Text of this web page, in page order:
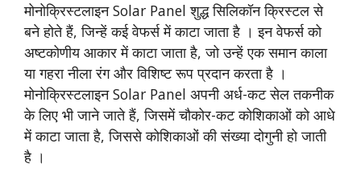
मोनोक्रिस्टलाइन Solar Panel शुद्ध सिलिकॉन क्रिस्टल से
बने होते हैं, जिन्हें कई वेफर्स में काटा जाता है । इन वेफर्स को
अष्टकोणीय आकार में काटा जाता है, जो उन्हें एक समान काला
या गहरा नीला रंग और विशिष्ट रूप प्रदान करता है ।
मोनोक्रिस्टलाइन Solar Panel अपनी अर्ध-कट सेल तकनीक
के लिए भी जाने जाते हैं, जिसमें चौकोर-कट कोशिकाओं को आधे
में काटा जाता है, जिससे कोशिकाओं की संख्या दोगुनी हो जाती
है ।